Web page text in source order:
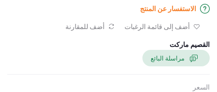
الاستفسار عن المنتج
أضف إلى قائمة الرغبات أضف للمقارنة
القصيم ماركت
السعر